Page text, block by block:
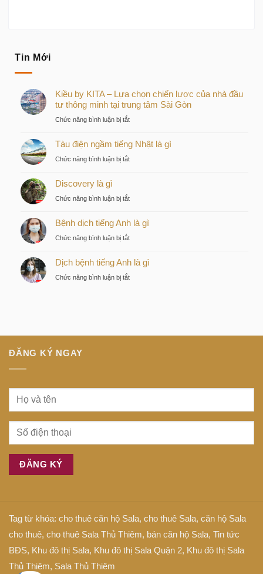
Tin Mới
Kiều by KITA – Lựa chọn chiến lược của nhà đầu
tư thông minh tại trung tâm Sài Gòn
Chức năng bình luận bị tắtở
by
chiến
của
nhà
tư
Tàu điện ngầm tiếng Nhật là gì
Chức năng bình luận bị tắtở
gì
Discovery là gì
Chức năng bình luận bị tắtở
là
Bệnh dịch tiếng Anh là gì
Chức năng bình luận bị tắtở
dịch
Dịch bệnh tiếng Anh là gì
Chức năng bình luận bị tắtở
là
ĐĂNG KÝ NGAY
Tag từ khóa: cho thuê căn hộ Sala, cho thuê Sala, căn hộ Sala
cho thuê, cho thuê Sala Thủ Thiêm, bán căn hộ Sala, Tin tức
BĐS, Khu đô thị Sala, Khu đô thị Sala Quận 2, Khu đô thị Sala
Thủ Thiêm, Sala Thủ Thiêm